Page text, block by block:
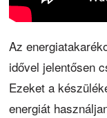
Az
idővel jelentősen
Ezeket a
energiát